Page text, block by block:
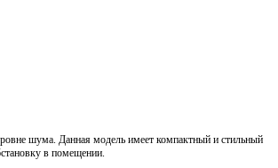
шума. Данная модель имеет компактный и стильный
в помещении.